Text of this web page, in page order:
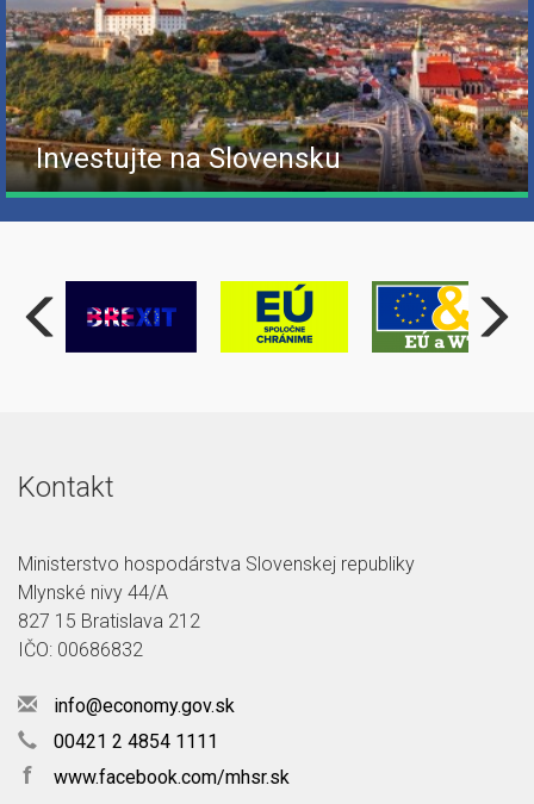
Investujte na Slovensku
Kontakt
Ministerstvo hospodárstva Slovenskej republiky
Mlynské nivy 44/A
827 15 Bratislava 212
IČO: 00686832
info@economy.gov.sk
00421 2 4854 1111
f www.facebook.com/mhsr.sk